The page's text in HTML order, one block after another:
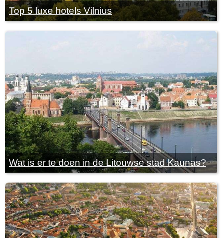
Top 5 luxe hotels Vilnius
Wat is er te doen in de Litouwse stad Kaunas?